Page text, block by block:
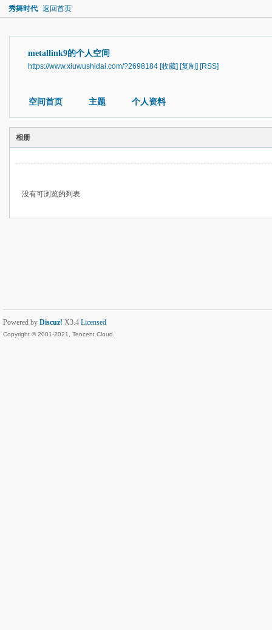
秀舞时代 返回首页
metallink9的个人空间
https://www.xiuwushidai.com/?2698184 [收藏] [复制] [RSS]
空间首页 主题 个人资料
相册
没有可浏览的列表
Powered by Discuz! X3.4 Licensed
Copyright © 2001-2021, Tencent Cloud.